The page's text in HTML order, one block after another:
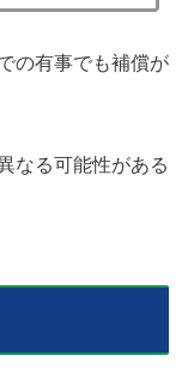
の有事でも補償が
なる可能性がある